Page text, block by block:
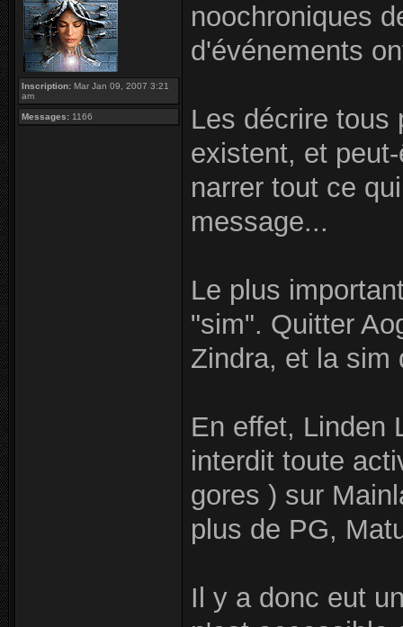
Inscription: Mar Jan 09, 2007 3:21
am
Messages: 1166
noochroniques
d'événements
Les décrire tous
existent, et
narrer tout ce
message...
Le plus
"sim". Quitter
Zindra, et la sim
En effet, Linden
interdit toute
gores ) sur
plus de PG,
Il y a donc eut